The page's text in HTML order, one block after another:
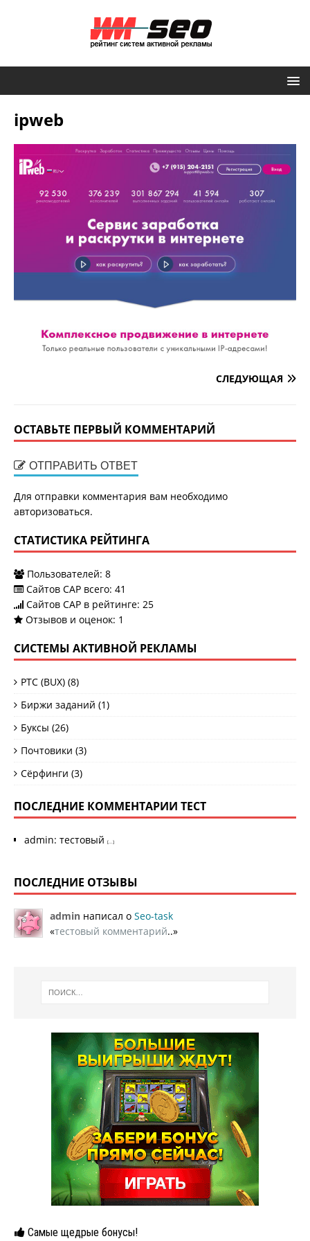
ipweb
СЛЕДУЮЩАЯ
ОСТАВЬТЕ ПЕРВЫЙ КОММЕНТАРИЙ
ОТПРАВИТЬ ОТВЕТ
Для отправки комментария вам необходимо
авторизоваться.
СТАТИСТИКА РЕЙТИНГА
Пользователей: 8
Сайтов САР всего: 41
Сайтов САР в рейтинге: 25
Отзывов и оценок: 1
СИСТЕМЫ АКТИВНОЙ РЕКЛАМЫ
PTC (BUX) (8)
Биржи заданий (1)
Буксы (26)
Почтовики (3)
Сёрфинги (3)
ПОСЛЕДНИЕ КОММЕНТАРИИ ТЕСТ
admin: тестовый [...]
ПОСЛЕДНИЕ ОТЗЫВЫ
admin написал о Seo-task
«тестовый комментарий..»
Самые щедрые бонусы!